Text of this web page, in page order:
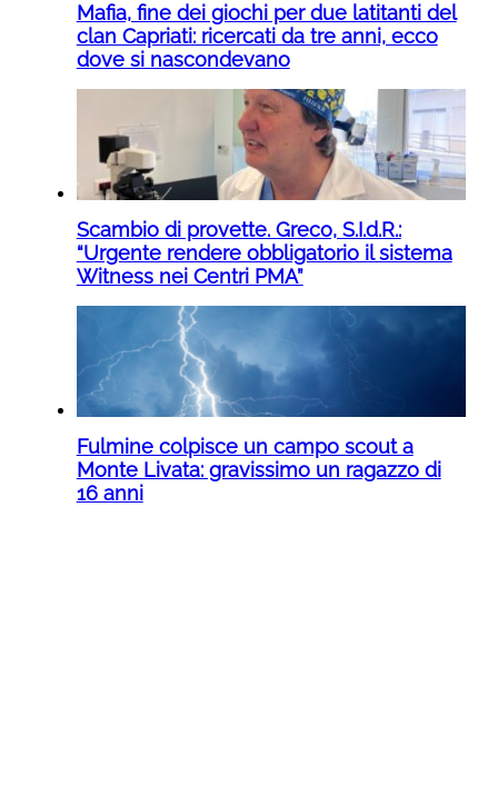
Mafia, fine dei giochi per due latitanti del
clan Capriati: ricercati da tre anni, ecco
dove si nascondevano
Scambio di provette. Greco, S.I.d.R.:
“Urgente rendere obbligatorio il sistema
Witness nei Centri PMA”
Fulmine colpisce un campo scout a
Monte Livata: gravissimo un ragazzo di
16 anni